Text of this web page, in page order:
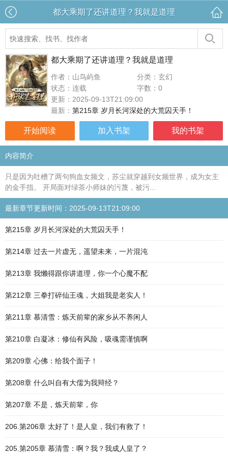
都大乘期了还讲道理？我就是道理
都大乘期了还讲道理？我就是道理
作者：山鸟屿鱼
分类：玄幻
状态：连载
字数：0
更新：2025-09-13T21:09:00
最新： 第215章 岁月长河深处的大荒囚天手！
开始阅读 加入书架 我的书架
内容简介
只是因为吐槽了两句狗血女频文，苏尘就穿越到女频世界，成为女主
的金手指。 开局面对绿茶小师妹的污蔑，被污...
最新章节更新时间：2025-09-13T21:09:00
第215章 岁月长河深处的大荒囚天手！
第214章 过去一片虚无，遥望未来，一片混沌
第213章 我懒得跟你讲道理，你一个心魔不配
第212章 三拳打碎仙王魂，大姐我是老实人！
第211章 慕清雪：炼天前辈的家乡从不养闲人
第210章 白凝冰：修仙有风险，吸魂需谨慎啊
第209章 心佛：给我个面子！
第208章 什么叫自有大儒为我辩经？
第207章 不是，炼天前辈，你
206.第206章 太好了！是人皇，我们有救了！
205.第205章 慕清雪：啊？我？我成人皇了？